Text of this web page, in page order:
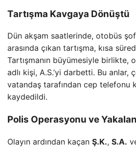
Tartışma Kavgaya Dönüştü
Dün akşam saatlerinde, otobüs
arasında çıkan tartışma, kısa
Tartışmanın büyümesiyle birlikte,
adlı kişi, A.S.’yi darbetti. Bu anlar,
vatandaş tarafından cep telefonu
kaydedildi.
Polis Operasyonu ve
Olayın ardından kaçan Ş.K., S.A.